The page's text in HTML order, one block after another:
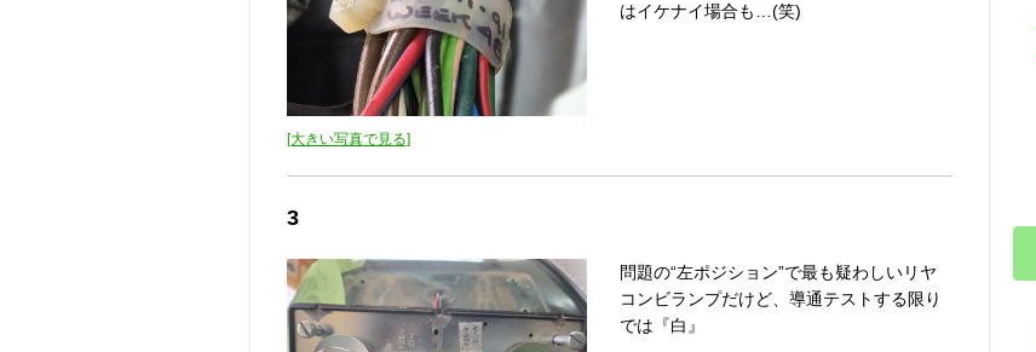
[大きい写真で見る]
はイケナイ場合も…(笑)
3
問題の“左ポジション”で最も疑わしいリヤ
コンビランプだけど、導通テストする限り
では『白』